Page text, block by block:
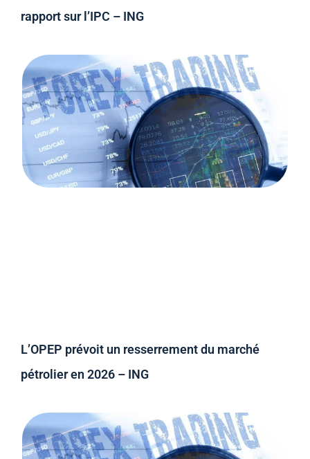
rapport sur l’IPC – ING
L’OPEP prévoit un resserrement du marché
pétrolier en 2026 – ING